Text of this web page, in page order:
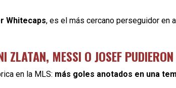
Whitecaps, es el más cercano perseguidor en
ZLATAN, MESSI O JOSEF
en la MLS: más goles anotados en una